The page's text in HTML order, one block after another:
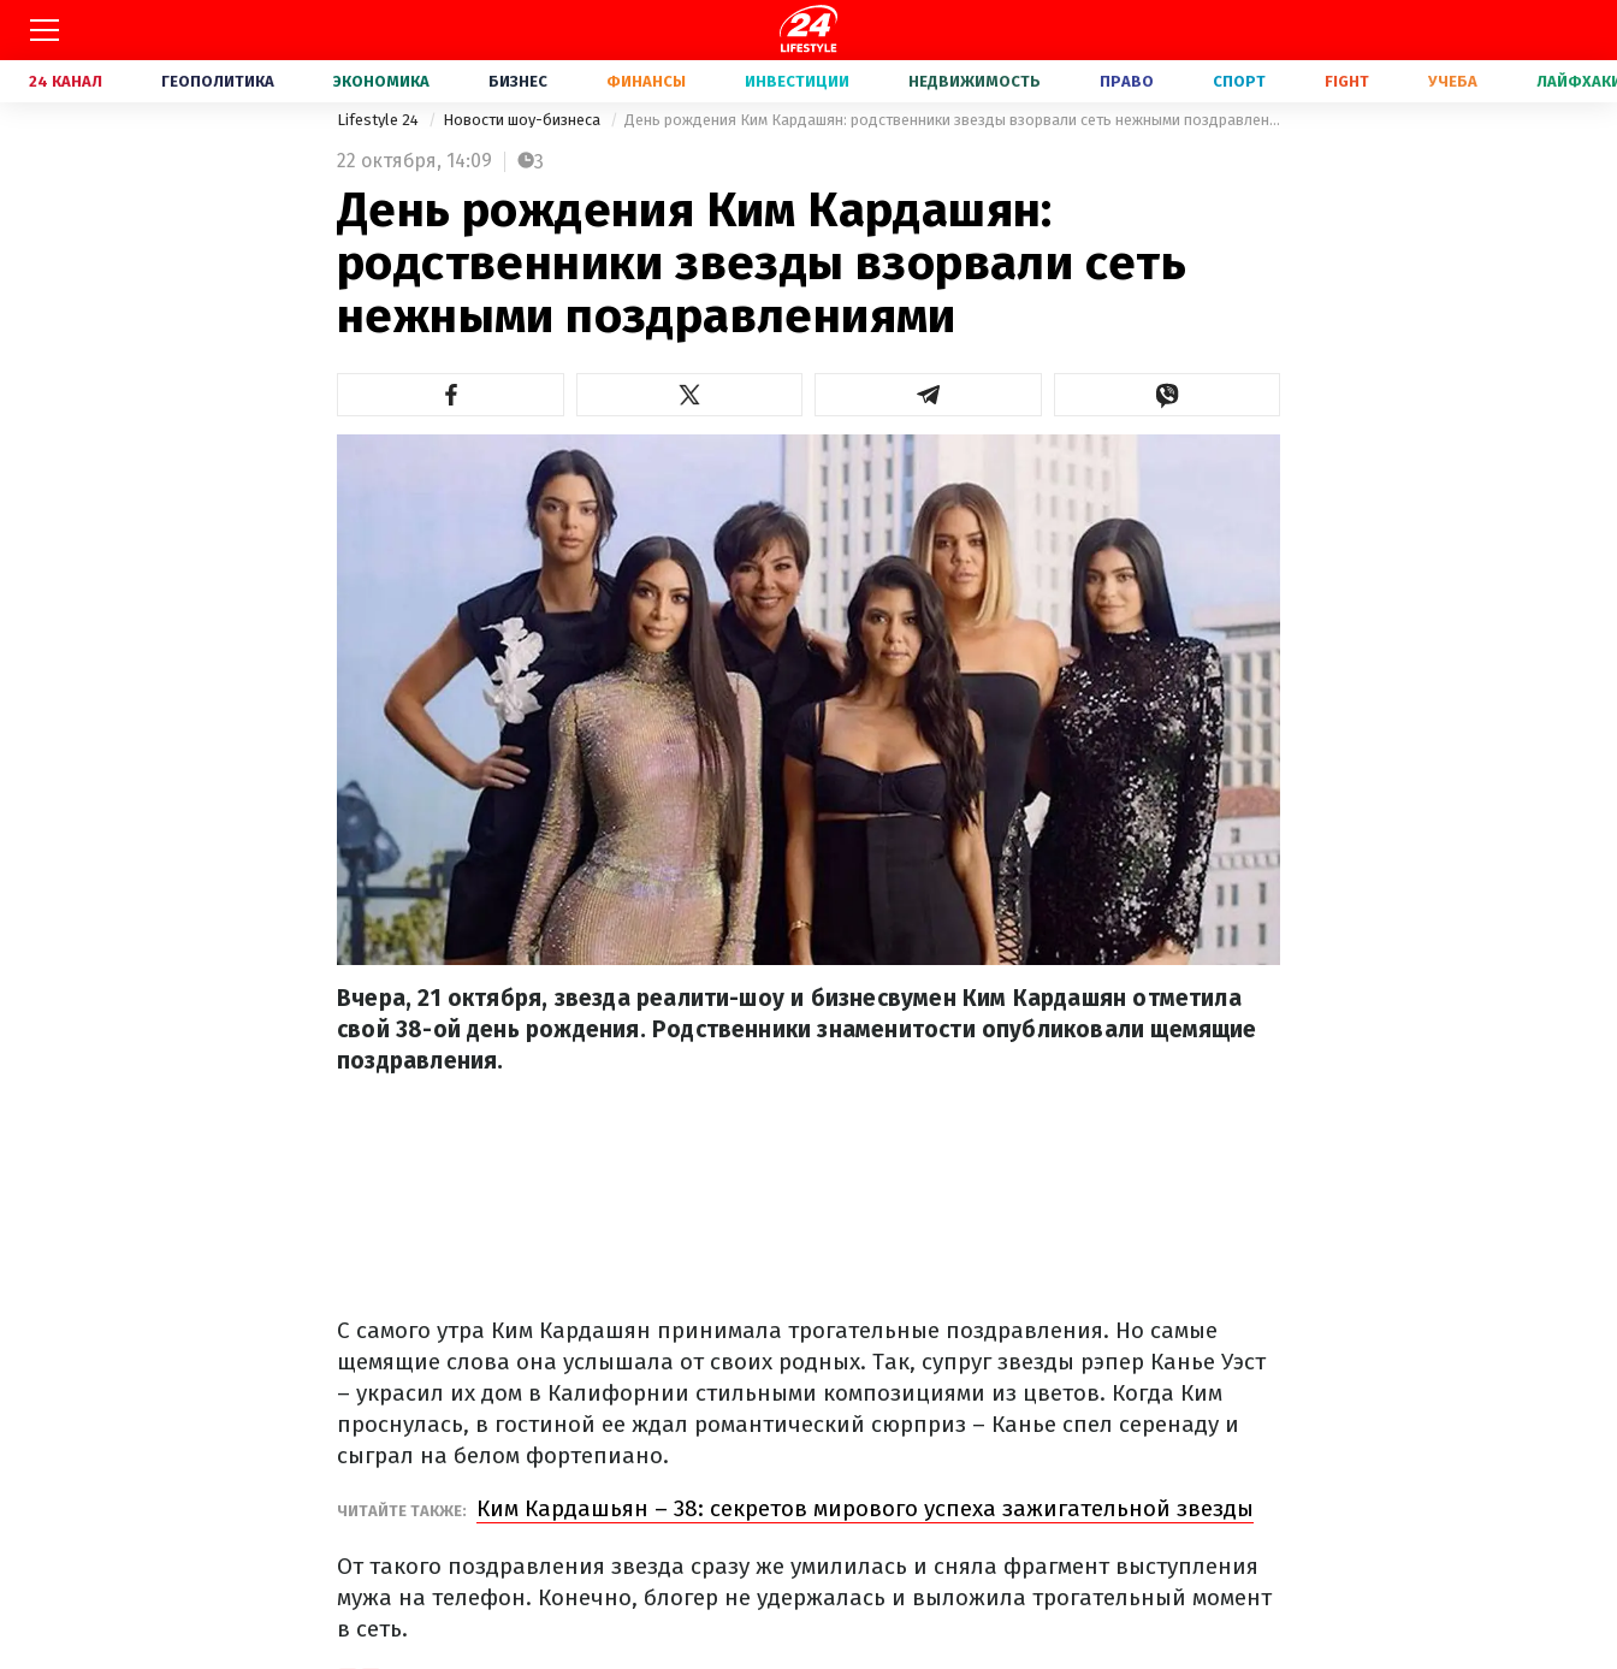
24 КАНАЛ ГЕОПОЛИТИКА ЭКОНОМИКА БИЗНЕС ФИНАНСЫ ИНВЕСТИЦИИ НЕДВИЖИМОСТЬ ПРАВО СПОРТ FIGHT УЧЕБА
Lifestyle 24 Новости шоу-бизнеса День рождения Ким Кардашян: родственники звезды взорвали сеть нежными поздравлениями
22 октября, 14:09 3
День рождения Ким Кардашян:
родственники звезды взорвали сеть
нежными поздравлениями
Вчера, 21 октября, звезда реалити-шоу и бизнесвумен Ким Кардашян отметила
свой 38-ой день рождения. Родственники знаменитости опубликовали щемящие
поздравления.
С самого утра Ким Кардашян принимала трогательные поздравления. Но самые
щемящие слова она услышала от своих родных. Так, супруг звезды рэпер Канье Уэст
– украсил их дом в Калифорнии стильными композициями из цветов. Когда Ким
проснулась, в гостиной ее ждал романтический сюрприз – Канье спел серенаду и
сыграл на белом фортепиано.
ЧИТАЙТЕ ТАКЖЕ: Ким Кардашьян – 38: секретов мирового успеха зажигательной звезды
От такого поздравления звезда сразу же умилилась и сняла фрагмент выступления
мужа на телефон. Конечно, блогер не удержалась и выложила трогательный момент
в сеть.